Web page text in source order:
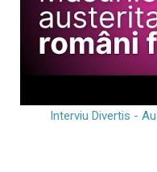
Interviu Divertis -